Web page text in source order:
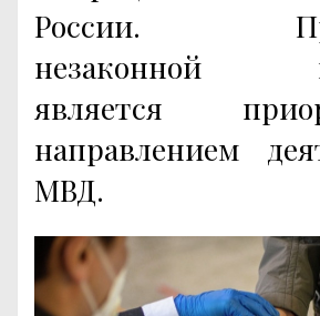
России.
незаконной
является
направлением
МВД.